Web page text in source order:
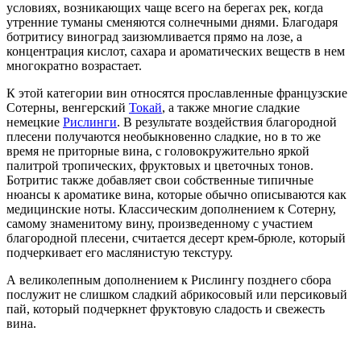
условиях, возникающих чаще всего на берегах рек, когда
утренние туманы сменяются солнечными днями. Благодаря
ботритису виноград заизюмливается прямо на лозе, а
концентрация кислот, сахара и ароматических веществ в нем
многократно возрастает.
К этой категории вин относятся прославленные французские
Сотерны, венгерский Токай, а также многие сладкие
немецкие Рислинги. В результате воздействия благородной
плесени получаются необыкновенно сладкие, но в то же
время не приторные вина, с головокружительно яркой
палитрой тропических, фруктовых и цветочных тонов.
Ботритис также добавляет свои собственные типичные
нюансы к ароматике вина, которые обычно описываются как
медицинские ноты. Классическим дополнением к Сотерну,
самому знаменитому вину, произведенному с участием
благородной плесени, считается десерт крем-брюле, который
подчеркивает его маслянистую текстуру.
А великолепным дополнением к Рислингу позднего сбора
послужит не слишком сладкий абрикосовый или персиковый
пай, который подчеркнет фруктовую сладость и свежесть
вина.